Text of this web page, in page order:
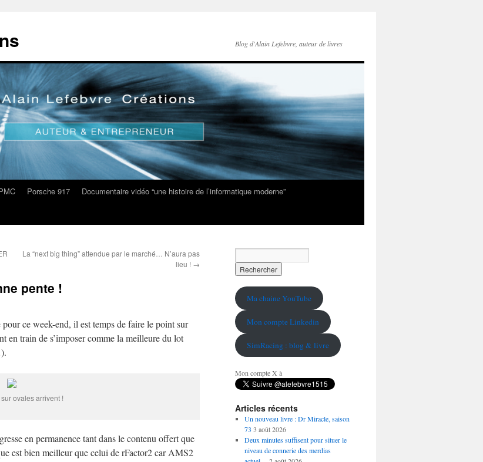
Blog d'Alain Lefebvre, auteur de livres
Porsche 917
Documentaire vidéo “une histoire de l’informatique moderne”
La “next big thing” attendue par le marché… N’aura pas
lieu ! →
pente !
ce week-end, il est temps de faire le point sur
en train de s’imposer comme la meilleure du lot
ovales arrivent !
en permanence tant dans le contenu offert que
est bien meilleur que celui de rFactor2 car AMS2
Ma chaine YouTube
Mon compte Linkedin
SimRacing : blog & livre
Mon compte X à
Articles récents
Un nouveau livre : Dr Miracle, saison
73 3 août 2026
Deux minutes suffisent pour situer le
niveau de connerie des merdias